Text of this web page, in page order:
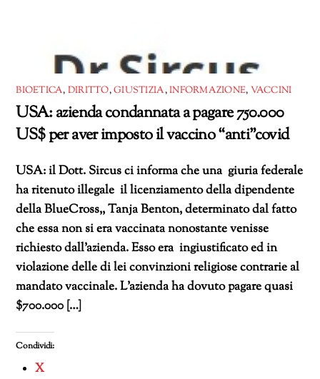
BIOETICA, DIRITTO,GIUSTIZIA,INFORMAZIONE, VACCINI
USA: azienda condannata a pagare 750.000
US$ per aver imposto il vaccino “anti”covid
USA: il Dott. Sircus ci informa che una giuria federale
ha ritenuto illegale il licenziamento della dipendente
della BlueCross,, Tanja Benton, determinato dal fatto
che essa non si era vaccinata nonostante venisse
richiesto dall’azienda. Esso era ingiustificato ed in
violazione delle di lei convinzioni religiose contrarie al
mandato vaccinale. L’azienda ha dovuto pagare quasi
$700.000 […]
Condividi:
X